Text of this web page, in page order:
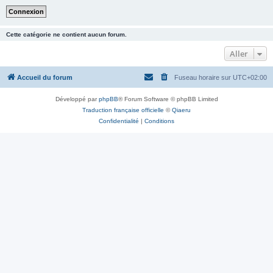
Cette catégorie ne contient aucun forum.
Aller
Accueil du forum Fuseau horaire sur UTC+02:00
Développé parphpBB® Forum Software © phpBB Limited
Traduction française officielle ©Qiaeru
Confidentialité | Conditions